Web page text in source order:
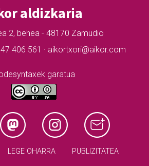
aldizkaria
2, behea - 48170 Zamudio
406 561 · aikortxori@aikor.com
garatua
LEGE OHARRA PUBLIZITATEA